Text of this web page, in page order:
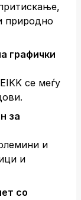
природно
графички
се меѓу
за
и
и
со